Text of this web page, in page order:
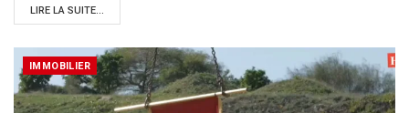
LIRE LA SUITE...
IMMOBILIER